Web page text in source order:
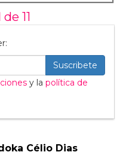
de 11
Suscribete
y la política de
Célio Dias